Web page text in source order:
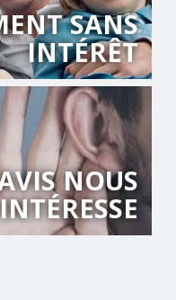
SANS
INTÉRÊT
NOUS